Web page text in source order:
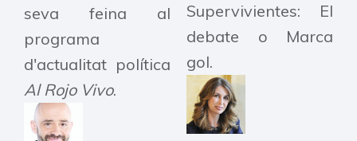
seva feina al
programa
d'actualitat política
Al Rojo Vivo.
Supervivientes: El
debate o Marca
gol.